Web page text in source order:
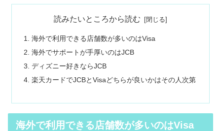
読みたいところから読む
海外で利用できる店舗数が多いのはVisa
海外でサポートが手厚いのはJCB
ディズニー好きならJCB
楽天カードでJCBとVisaどちらが良いかはその人次第
海外で利用できる店舗数が多いのはVisa